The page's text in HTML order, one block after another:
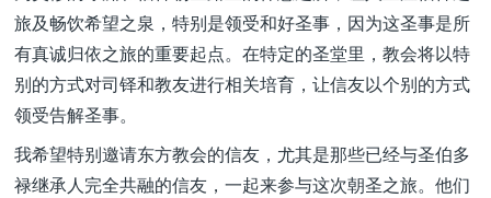
旅及畅饮希望之泉，特别是领受和好圣事，因为这圣事是所
有真诚归依之旅的重要起点。在特定的圣堂里，教会将以特
别的方式对司铎和教友进行相关培育，让信友以个别的方式
领受告解圣事。
我希望特别邀请东方教会的信友，尤其是那些已经与圣伯多
禄继承人完全共融的信友，一起来参与这次朝圣之旅。他们